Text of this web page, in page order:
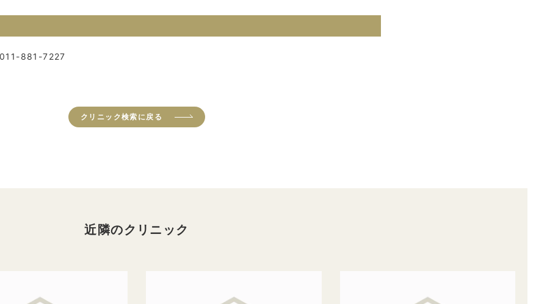
011-881-7227
クリニック検索に戻る
近隣のクリニック